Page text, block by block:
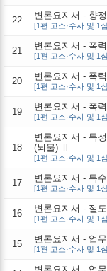
22 변론요지서 - 향
[1편 고소·수사 및 1
21 변론요지서 - 폭
[1편 고소·수사 및 1
20 변론요지서 - 폭
[1편 고소·수사 및 1
19 변론요지서 - 폭
[1편 고소·수사 및 1
18
변론요지서 - 특
(뇌물) Ⅱ
[1편 고소·수사 및 1
17 변론요지서 - 특
[1편 고소·수사 및 1
16 변론요지서 - 절도
[1편 고소·수사 및 1
15 변론요지서 - 업
[1편 고소·수사 및 1